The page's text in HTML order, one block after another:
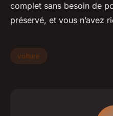
complet sans besoin de
préservé, et vous n’avez
voiture